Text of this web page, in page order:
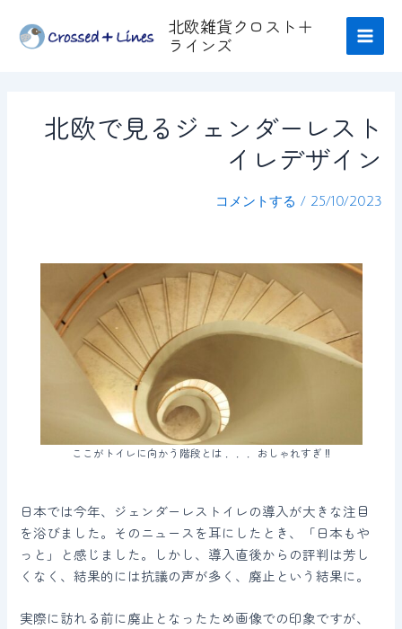
北欧雑貨クロスト＋
ラインズ
Main
Menu
北欧で見るジェンダーレスト
イレデザイン
コメントする / 25/10/2023
ここがトイレに向かう階段とは ．．．おしゃれすぎ ‼
日本では今年、ジェンダーレストイレの導入が大きな注目
を浴びました。そのニュースを耳にしたとき、「日本もや
っと」と感じました。しかし、導入直後からの評判は芳し
くなく、結果的には抗議の声が多く、廃止という結果に。
実際に訪れる前に廃止となったため画像での印象ですが、
navigation